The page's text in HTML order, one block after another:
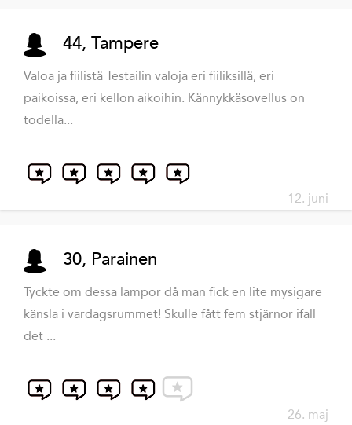
44, Tampere
Valoa ja fiilistä Testailin valoja eri fiiliksillä, eri
paikoissa, eri kellon aikoihin. Kännykkäsovellus on
todella...
12. juni
30, Parainen
Tyckte om dessa lampor då man fick en lite mysigare
känsla i vardagsrummet! Skulle fått fem stjärnor ifall
det ...
26. maj